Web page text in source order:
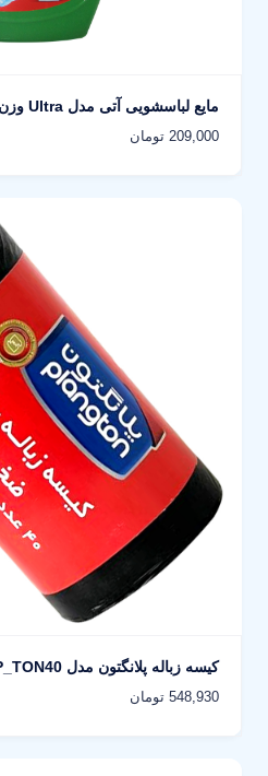
مایع لباسشویی آتی مدل Ultra وزن 1.5 کیلوگرم
209,000 تومان
کیسه زباله پلانگتون مدل P_TON40 رول 40 عددی
548,930 تومان